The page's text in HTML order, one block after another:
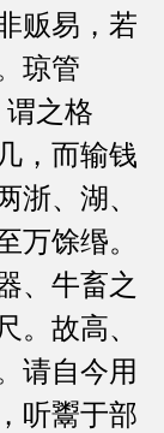
贩易，若
琼管
之格
，而输钱
浙、湖、
万馀缗。
、牛畜之
。故高、
请自今用
听鬻于部